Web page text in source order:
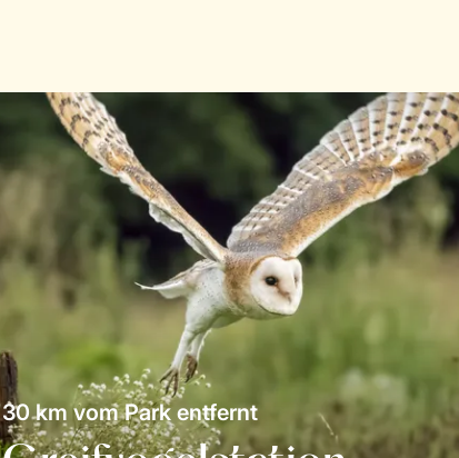
30 km vom Park entfernt